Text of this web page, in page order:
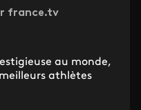
france.tv
au monde,
athlètes